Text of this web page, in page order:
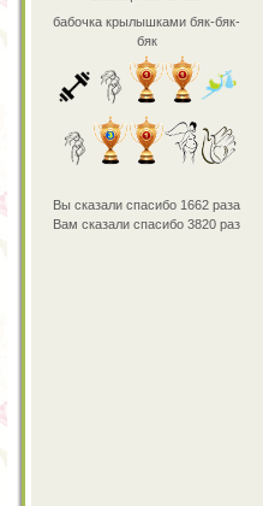
бабочка крылышками бяк-бяк-
бяк
Вы сказали спасибо 1662 раза
Вам сказали спасибо 3820 раз